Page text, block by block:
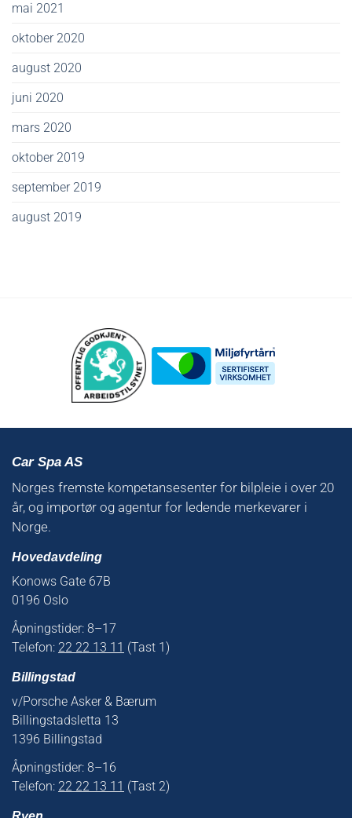
mai 2021
oktober 2020
august 2020
juni 2020
mars 2020
oktober 2019
september 2019
august 2019
Car Spa AS
Norges fremste kompetansesenter for bilpleie i over 20
år, og importør og agentur for ledende merkevarer i
Norge.
Hovedavdeling
Konows Gate 67B
0196 Oslo
Åpningstider: 8–17
Telefon: 22 22 13 11 (Tast 1)
Billingstad
v/Porsche Asker & Bærum
Billingstadsletta 13
1396 Billingstad
Åpningstider: 8–16
Telefon: 22 22 13 11 (Tast 2)